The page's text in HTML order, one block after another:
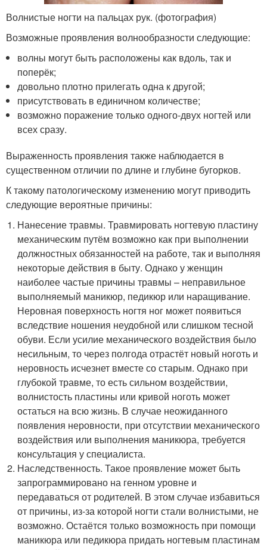
Волнистые ногти на пальцах рук. (фотография)
Возможные проявления волнообразности следующие:
волны могут быть расположены как вдоль, так и
поперёк;
довольно плотно прилегать одна к другой;
присутствовать в единичном количестве;
возможно поражение только одного-двух ногтей или
всех сразу.
Выраженность проявления также наблюдается в
существенном отличии по длине и глубине бугорков.
К такому патологическому изменению могут приводить
следующие вероятные причины:
Нанесение травмы. Травмировать ногтевую пластину
механическим путём возможно как при выполнении
должностных обязанностей на работе, так и выполняя
некоторые действия в быту. Однако у женщин
наиболее частые причины травмы – неправильное
выполняемый маникюр, педикюр или наращивание.
Неровная поверхность ногтя ног может появиться
вследствие ношения неудобной или слишком тесной
обуви. Если усилие механического воздействия было
несильным, то через полгода отрастёт новый ноготь и
неровность исчезнет вместе со старым. Однако при
глубокой травме, то есть сильном воздействии,
волнистость пластины или кривой ноготь может
остаться на всю жизнь. В случае неожиданного
появления неровности, при отсутствии механического
воздействия или выполнения маникюра, требуется
консультация у специалиста.
Наследственность. Такое проявление может быть
запрограммировано на генном уровне и
передаваться от родителей. В этом случае избавиться
от причины, из-за которой ногти стали волнистыми, не
возможно. Остаётся только возможность при помощи
маникюра или педикюра придать ногтевым пластинам